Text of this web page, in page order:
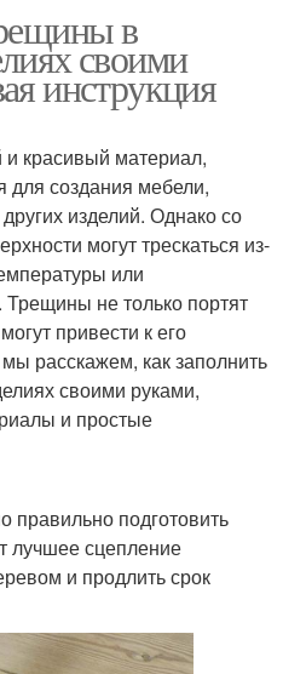
в
своими
инструкция
красивый материал,
для создания мебели,
изделий. Однако со
могут трескаться из-
или
Трещины не только портят
привести к его
расскажем, как заполнить
своими руками,
и простые
правильно подготовить
лучшее сцепление
и продлить срок